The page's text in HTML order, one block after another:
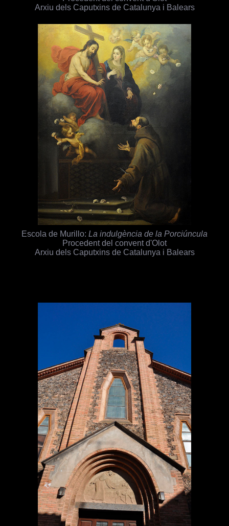
Arxiu dels Caputxins de Catalunya i Balears
Escola de Murillo: La indulgència de la Porciúncula
Procedent del convent d'Olot
Arxiu dels Caputxins de Catalunya i Balears